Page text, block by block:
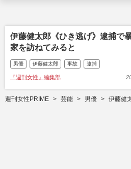
伊藤健太郎《ひき逃げ》逮捕で
家を訪ねてみると
男優 伊藤健太郎 事故 逮捕
『週刊女性』編集部
週刊女性PRIME 芸能 男優 伊藤健